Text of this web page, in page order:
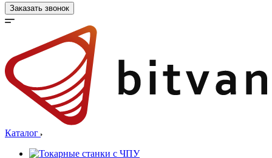
Заказать звонок
Каталог